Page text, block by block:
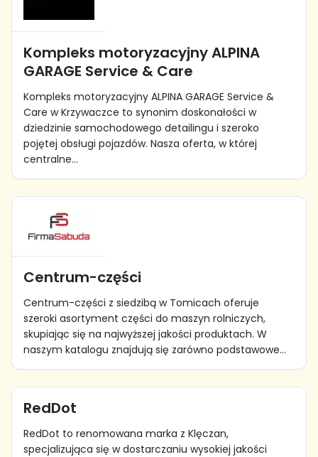
Kompleks motoryzacyjny ALPINA
GARAGE Service & Care
Kompleks motoryzacyjny ALPINA GARAGE Service &
Care w Krzywaczce to synonim doskonałości w
dziedzinie samochodowego detailingu i szeroko
pojętej obsługi pojazdów. Nasza oferta, w której
centralne...
Centrum-części
Centrum-części z siedzibą w Tomicach oferuje
szeroki asortyment części do maszyn rolniczych,
skupiając się na najwyższej jakości produktach. W
naszym katalogu znajdują się zarówno podstawowe...
RedDot
RedDot to renomowana marka z Klęczan,
specjalizująca się w dostarczaniu wysokiej jakości